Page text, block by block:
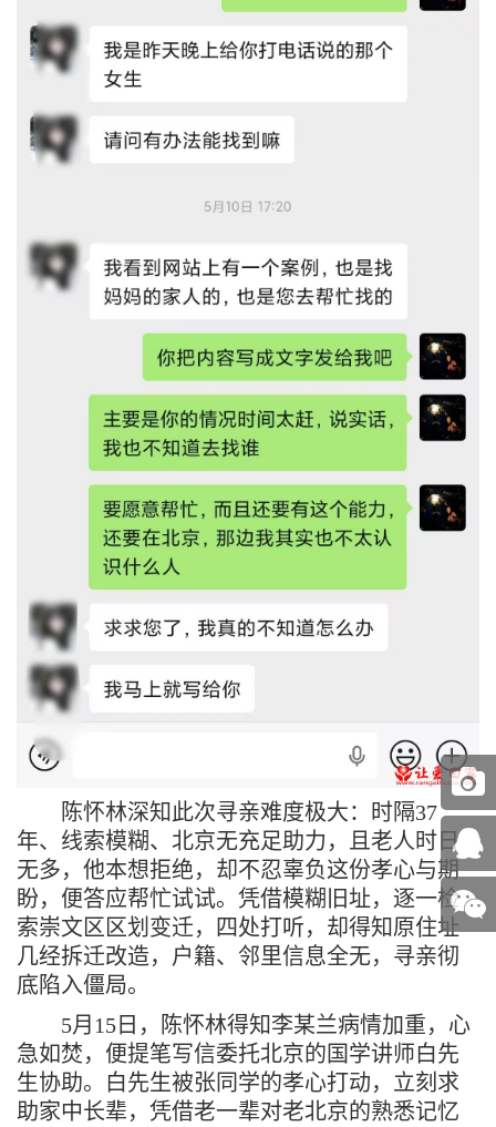
陈怀林深知此次寻亲难度极大：时隔37
年、线索模糊、北京无充足助力，且老人时日
无多，他本想拒绝，却不忍辜负这份孝心与期
盼， 便答应帮忙试试。凭借模糊旧址，逐一检
索崇文区区划变迁，四处打听，却得知原住址
几经拆迁改造，户籍、邻里信息全无，寻亲彻
底陷入僵局。
5月 15 日，陈怀林得知李某兰病情加重， 心
急如焚， 便提笔写信委托北京的国学讲师白先
生协助。白先生被张同学的孝心打动，立刻求
助家中长辈，凭借老一辈对老北京的熟悉记忆